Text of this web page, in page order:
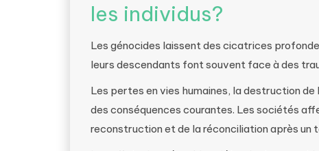
les individus?
Les génocides laissent des cicatrices
leurs descendants font souvent face à des
Les pertes en vies humaines, la destruction
des conséquences courantes. Les sociétés
reconstruction et de la réconciliation après un